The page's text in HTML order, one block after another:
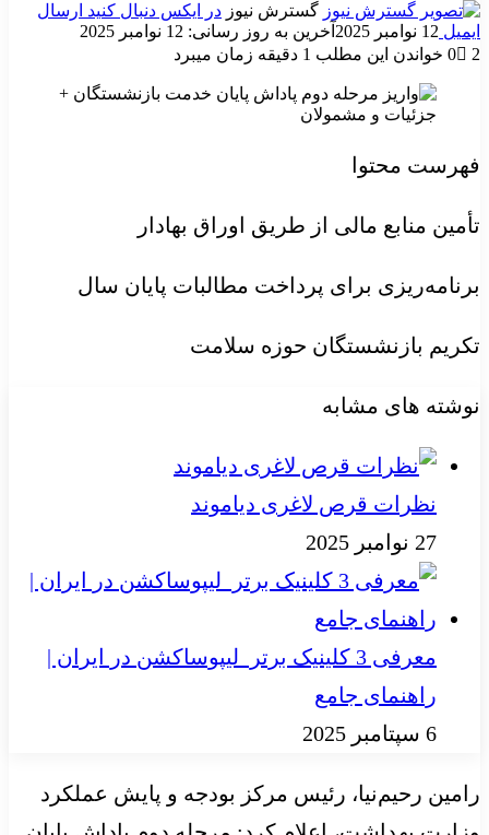
گسترش نیوز در ایکس دنبال کنید ارسال
ایمیل 12 نوامبر 2025
آخرین به روز رسانی: 12 نوامبر 2025
0
2 خواندن این مطلب 1 دقیقه زمان میبرد
فهرست محتوا
تأمین منابع مالی از طریق اوراق بهادار
برنامه‌ریزی برای پرداخت مطالبات پایان سال
تکریم بازنشستگان حوزه سلامت
نوشته های مشابه
نظرات قرص لاغری دیاموند
27 نوامبر 2025
معرفی 3 کلینیک برتر لیپوساکشن در ایران |
راهنمای جامع
6 سپتامبر 2025
رامین رحیم‌نیا، رئیس مرکز بودجه و پایش عملکرد